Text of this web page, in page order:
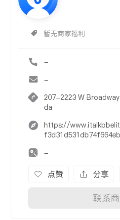
暂无商家福利
-
-
207-2223 W
da
https://
f3d31d531db74f664eb
-
点赞 分享
联系